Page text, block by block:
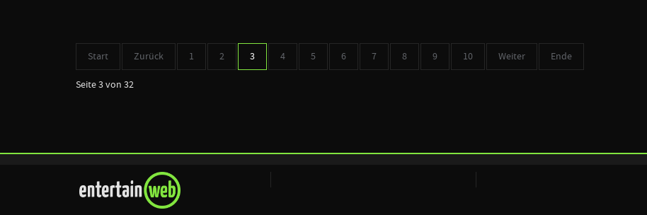
Start Zurück 1 2 3 4 5 6 7 8 9 10 Weiter Ende
Seite 3 von 32